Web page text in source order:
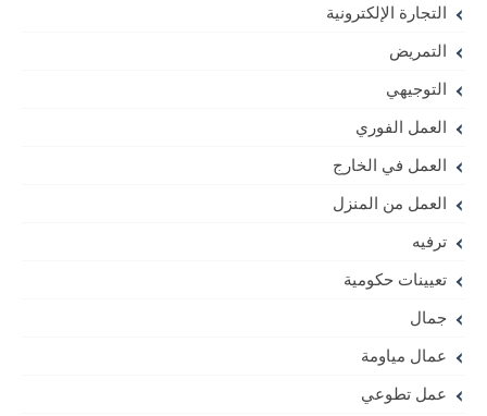
التجارة الإلكترونية
التمريض
التوجيهي
العمل الفوري
العمل في الخارج
العمل من المنزل
ترفيه
تعيينات حكومية
جمال
عمال مياومة
عمل تطوعي